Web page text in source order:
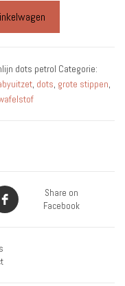
dots petrol Categorie:
dots grote stippen
Share on
Facebook